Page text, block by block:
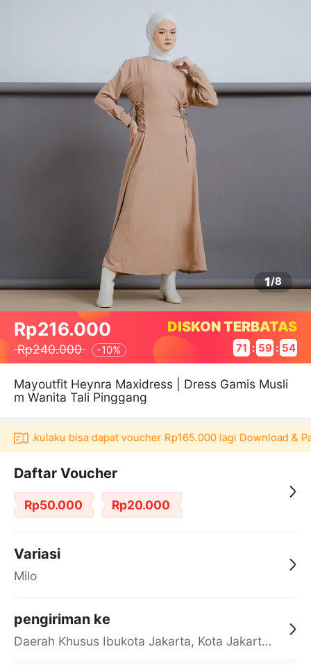
1/8
Rp216.000
Rp240.000 -10%
DISKON TERBATAS
71 : 59 : 53
Mayoutfit Heynra Maxidress | Dress Gamis Musli
m Wanita Tali Pinggang
Akulaku bisa dapat voucher Rp165.000 lagi Download &
Daftar Voucher
Rp50.000 Rp20.000
Variasi
Milo
pengiriman ke
Daerah Khusus Ibukota Jakarta, Kota Jakarta Barat, Cengkareng, yy